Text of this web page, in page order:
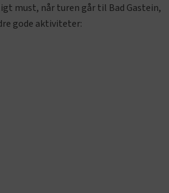
must, når turen går til Bad Gastein,
gode aktiviteter: